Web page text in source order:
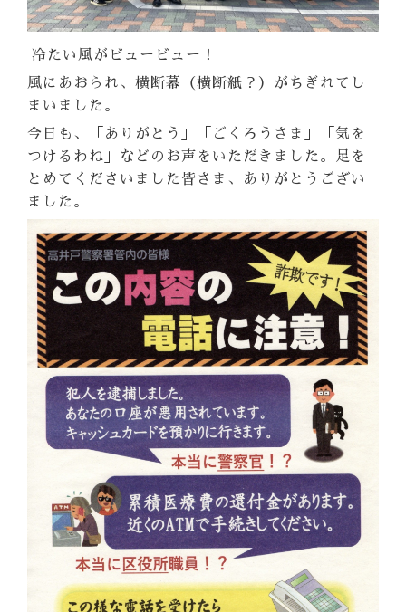
冷たい風がビュービュー！
風にあおられ、横断幕（横断紙？）がちぎれてし
まいました。
今日も、「ありがとう」「ごくろうさま」「気を
つけるわね」などのお声をいただきました。足を
とめてくださいました皆さま、ありがとうござい
ました。